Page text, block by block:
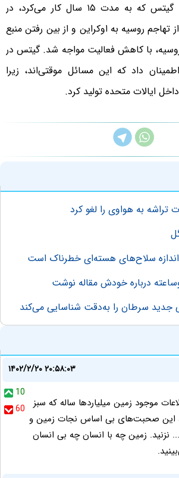
کارخانه جدید شرکت گیتس که به مدت ۱۵ سال کار می‌کرد، در
۲۰۲۲ پس از تهاجم روسیه به اوکراین و از بین رفتن منبع
با کاهش فعالیت مواجه شد. گیتس در
داد که این مسائل موقتی‌اند، زیرا
ایالات متحده تولید کرد.
تراشه به هواوی را لغو کرد
سلاح‌های هسته‌ای خطرناک است
درباره خودش مقاله نوشت
جدید سرطان را به‌دقت شناسایی می‌کند
۱۴۰۲/۲/۲۰ ۲۰:۵۸:۰۳
10
60
موجود زمین میلیاردها ساله که سبز
این صحبت‌های بی اساس نجات زمین و
زمین چه با انسان چه بی انسان